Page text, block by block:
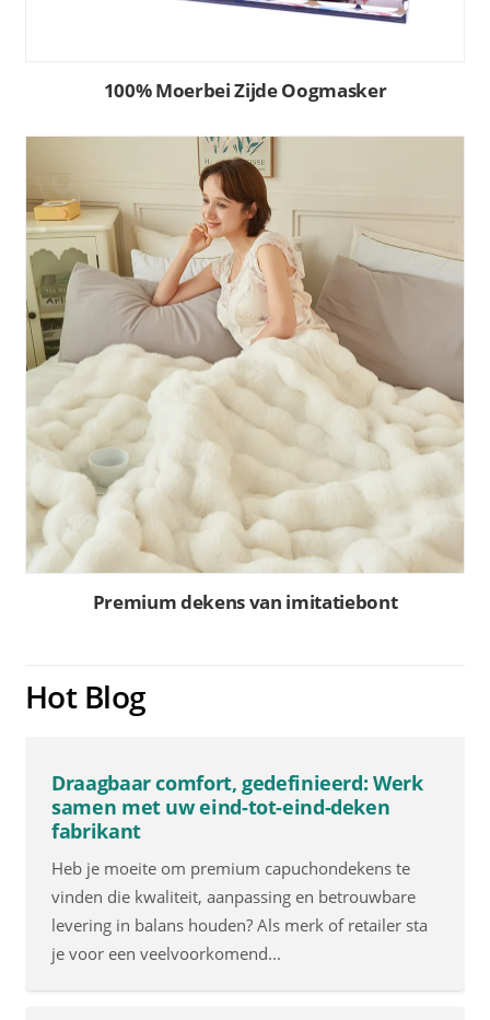
100% Moerbei Zijde Oogmasker
Premium dekens van imitatiebont
Hot Blog
Draagbaar comfort, gedefinieerd: Werk
samen met uw eind-tot-eind-deken
fabrikant
Heb je moeite om premium capuchondekens te
vinden die kwaliteit, aanpassing en betrouwbare
levering in balans houden? Als merk of retailer sta
je voor een veelvoorkomend...